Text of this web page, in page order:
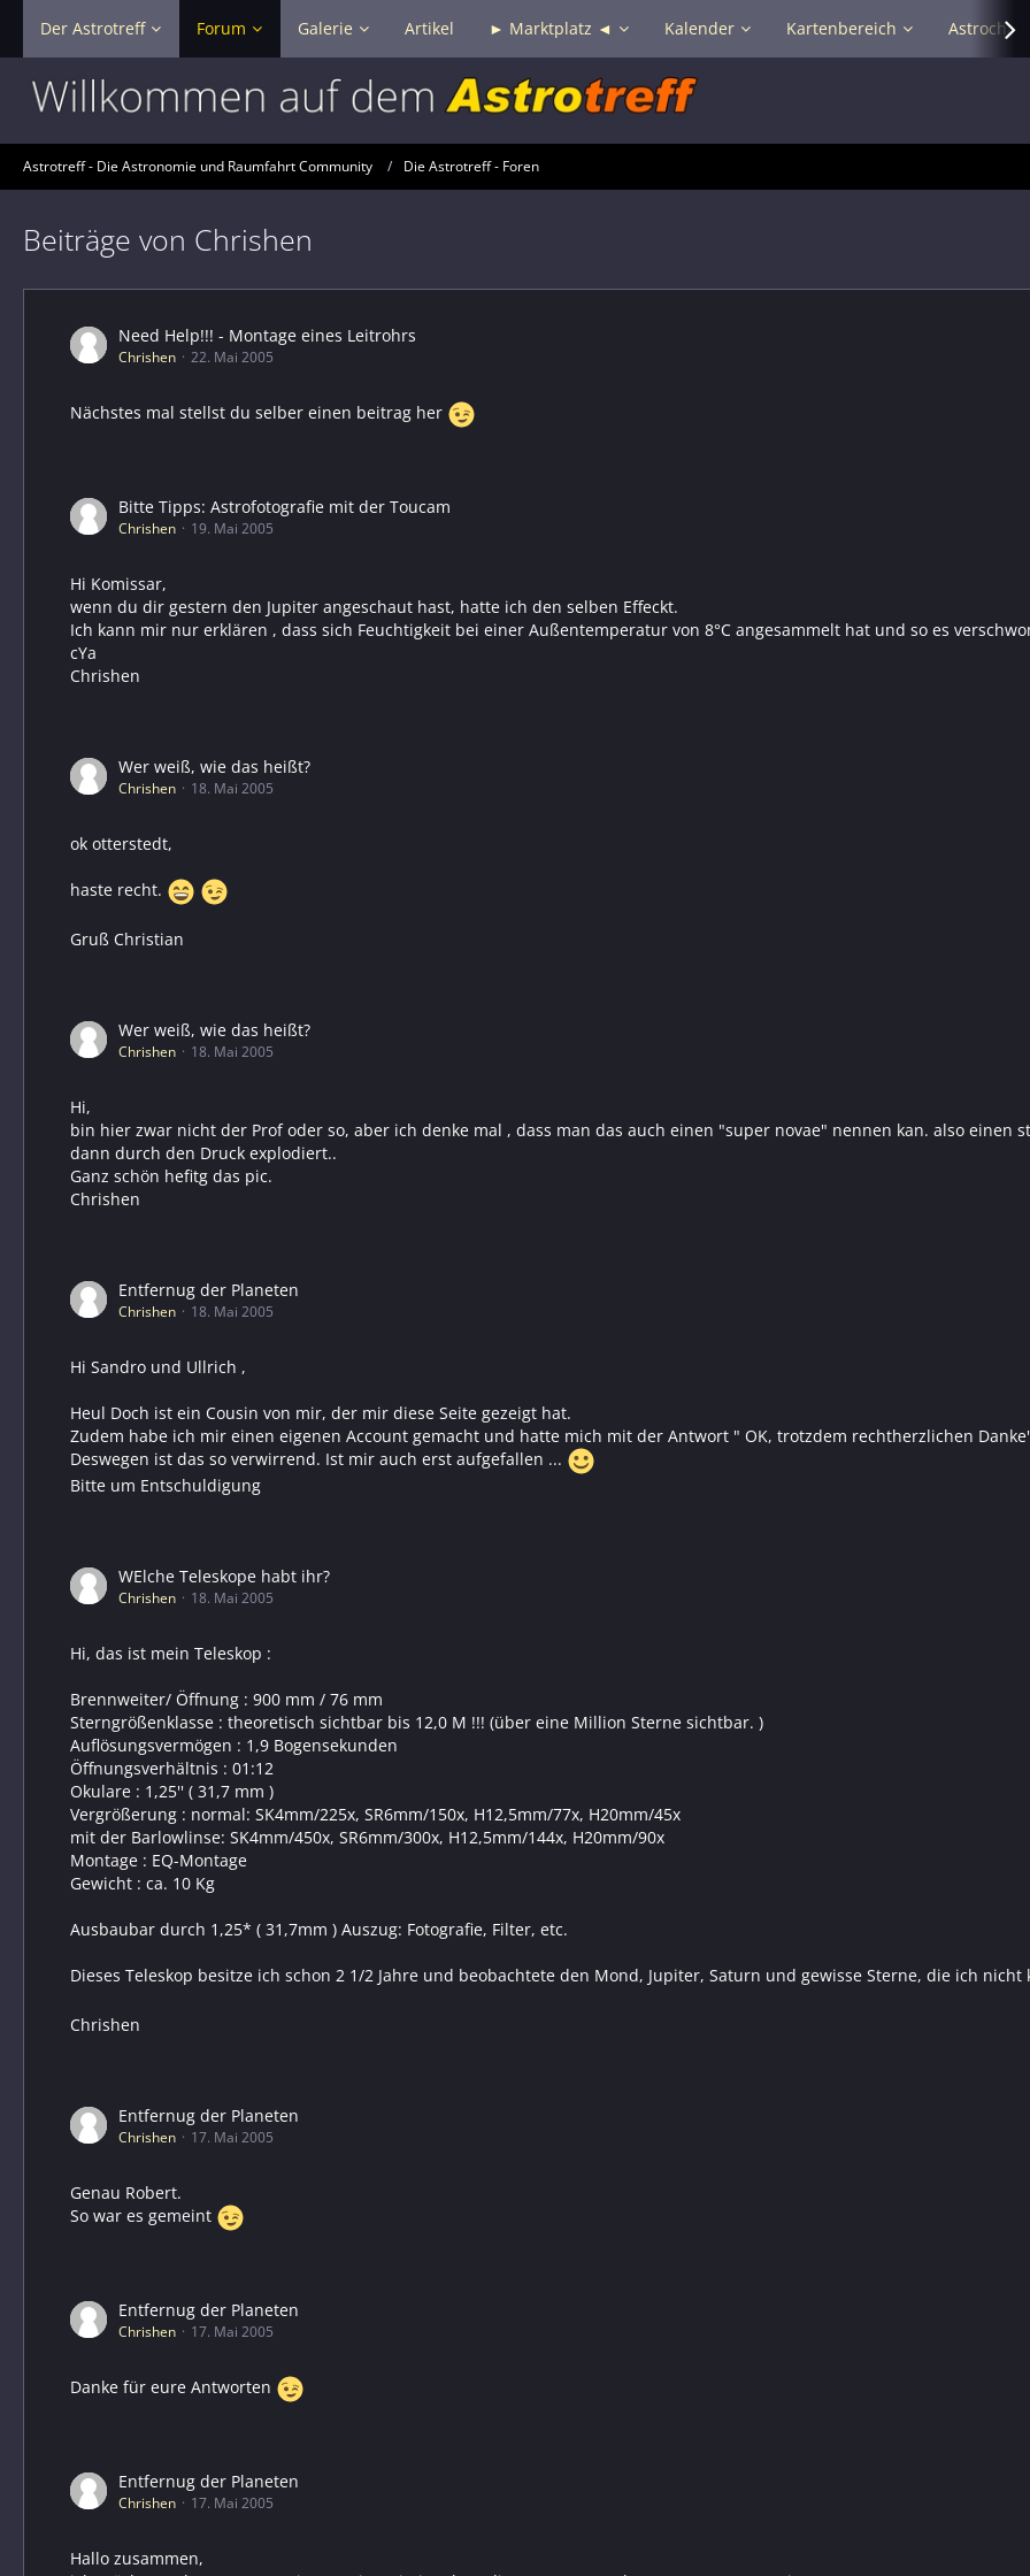
Der Astrotreff Forum Galerie Artikel ► Marktplatz ◄ Kalender Kartenbereich Astrochat
Astrotreff - Die Astronomie und Raumfahrt Community Die Astrotreff - Foren
Beiträge von Chrishen
Need Help!!! - Montage eines Leitrohrs
Chrishen 22. Mai 2005
Nächstes mal stellst du selber einen beitrag her
Bitte Tipps: Astrofotografie mit der Toucam
Chrishen 19. Mai 2005
Hi Komissar,
wenn du dir gestern den Jupiter angeschaut hast, hatte ich den selben Effeckt.
Ich kann mir nur erklären , dass sich Feuchtigkeit bei einer Außentemperatur von 8°C angesammelt hat und so es
cYa
Chrishen
Wer weiß, wie das heißt?
Chrishen 18. Mai 2005
ok otterstedt,
haste recht.
Gruß Christian
Wer weiß, wie das heißt?
Chrishen 18. Mai 2005
Hi,
bin hier zwar nicht der Prof oder so, aber ich denke mal , dass man das auch einen "super novae" nennen kan. also
dann durch den Druck explodiert..
Ganz schön hefitg das pic.
Chrishen
Entfernug der Planeten
Chrishen 18. Mai 2005
Hi Sandro und Ullrich ,
Heul Doch ist ein Cousin von mir, der mir diese Seite gezeigt hat.
Zudem habe ich mir einen eigenen Account gemacht und hatte mich mit der Antwort " OK, trotzdem rechtherzlichen
Deswegen ist das so verwirrend. Ist mir auch erst aufgefallen ...
Bitte um Entschuldigung
WElche Teleskope habt ihr?
Chrishen 18. Mai 2005
Hi, das ist mein Teleskop :
Brennweiter/ Öffnung : 900 mm / 76 mm
Sterngrößenklasse : theoretisch sichtbar bis 12,0 M !!! (über eine Million Sterne sichtbar. )
Auflösungsvermögen : 1,9 Bogensekunden
Öffnungsverhältnis : 01:12
Okulare : 1,25'' ( 31,7 mm )
Vergrößerung : normal: SK4mm/225x, SR6mm/150x, H12,5mm/77x, H20mm/45x
mit der Barlowlinse: SK4mm/450x, SR6mm/300x, H12,5mm/144x, H20mm/90x
Montage : EQ-Montage
Gewicht : ca. 10 Kg
Ausbaubar durch 1,25* ( 31,7mm ) Auszug: Fotografie, Filter, etc.
Dieses Teleskop besitze ich schon 2 1/2 Jahre und beobachtete den Mond, Jupiter, Saturn und gewisse Sterne, die ich nicht
Chrishen
Entfernug der Planeten
Chrishen 17. Mai 2005
Genau Robert.
So war es gemeint
Entfernug der Planeten
Chrishen 17. Mai 2005
Danke für eure Antworten
Entfernug der Planeten
Chrishen 17. Mai 2005
Hallo zusammen,